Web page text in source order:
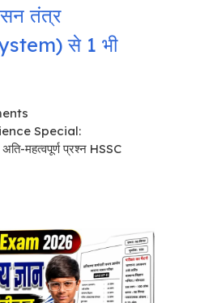
तंत्र
से 1 भी
Special:
महत्वपूर्ण प्रश्न HSSC